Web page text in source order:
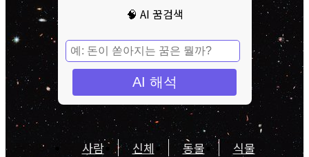
🧠 AI 꿈검색
AI 해석
사람 신체 동물 식물